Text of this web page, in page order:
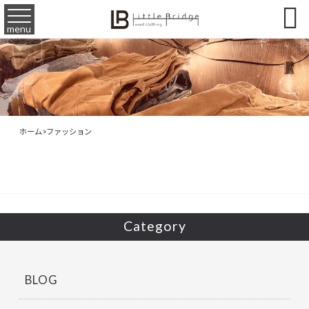
menu 
ホーム>ファッション
Category
BLOG